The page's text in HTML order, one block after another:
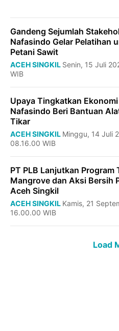
Gandeng Sejumlah
Nafasindo Gelar Pelatihan
Petani Sawit
ACEH SINGKIL Senin, 15 Juli
WIB
Upaya Tingkatkan Ekonomi
Nafasindo Beri Bantuan
Tikar
ACEH SINGKIL Minggu, 14 Juli
08.16.00 WIB
PT PLB Lanjutkan Program
Mangrove dan Aksi Bersih
Aceh Singkil
ACEH SINGKIL Kamis, 21
16.00.00 WIB
Load